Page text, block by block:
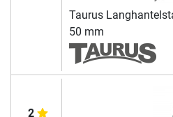
Taurus
50 mm
2